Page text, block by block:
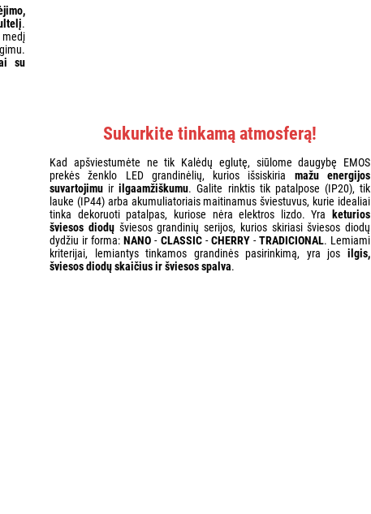
.
su
Sukurkite tinkamą atmosferą!
Kad apšviestumėte ne tik Kalėdų eglutę, siūlome daugybę EMOS
prekės ženklo LED grandinėlių, kurios išsiskiria mažu energijos
suvartojimu irilgaamžiškumu. Galite rinktis tik patalpose (IP20), tik
lauke (IP44) arba akumuliatoriais maitinamus šviestuvus, kurie idealiai
tinka dekoruoti patalpas, kuriose nėra elektros lizdo. Yra keturios
šviesos diodųšviesos grandinių serijos, kurios skiriasi šviesos diodų
dydžiu ir forma:NANO - CLASSIC-CHERRY-TRADICIONAL. Lemiami
kriterijai, lemiantys tinkamos grandinės pasirinkimą, yra jos ilgis,
šviesos diodų skaičius ir šviesos spalva.